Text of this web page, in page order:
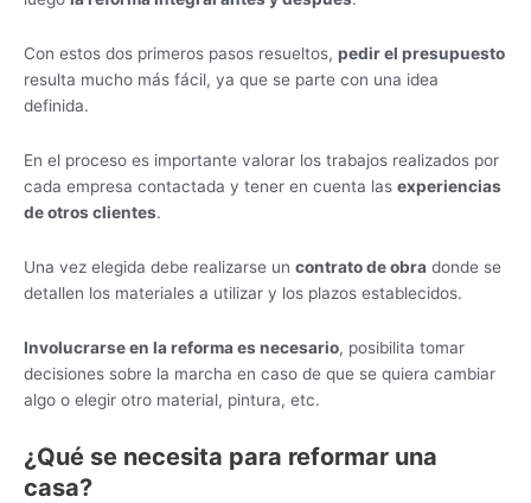
Con estos dos primeros pasos resueltos, pedir el presupuesto
resulta mucho más fácil, ya que se parte con una idea
definida.
En el proceso es importante valorar los trabajos realizados por
cada empresa contactada y tener en cuenta las experiencias
de otros clientes.
Una vez elegida debe realizarse un contrato de obra donde se
detallen los materiales a utilizar y los plazos establecidos.
Involucrarse en la reforma es necesario, posibilita tomar
decisiones sobre la marcha en caso de que se quiera cambiar
algo o elegir otro material, pintura, etc.
¿Qué se necesita para reformar una
casa?